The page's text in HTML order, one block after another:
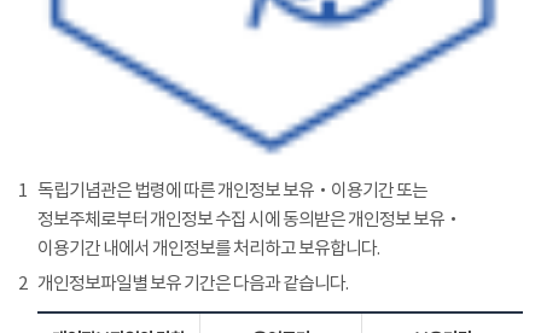
1 독립기념관은 법령에 따른 개인정보 보유‧이용기간 또는
정보주체로부터 개인정보 수집 시에 동의받은 개인정보 보유‧
이용기간 내에서 개인정보를 처리하고 보유합니다.
2 개인정보파일별 보유 기간은 다음과 같습니다.